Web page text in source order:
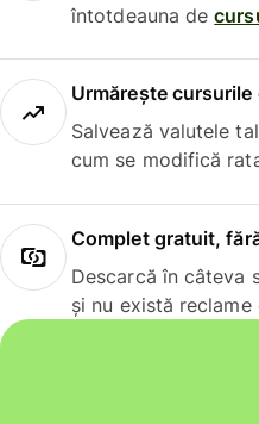
întotdeauna de
Urmărește
Salvează valutele
cum se modifică
Complet gratuit,
Descarcă în câteva
și nu există reclame